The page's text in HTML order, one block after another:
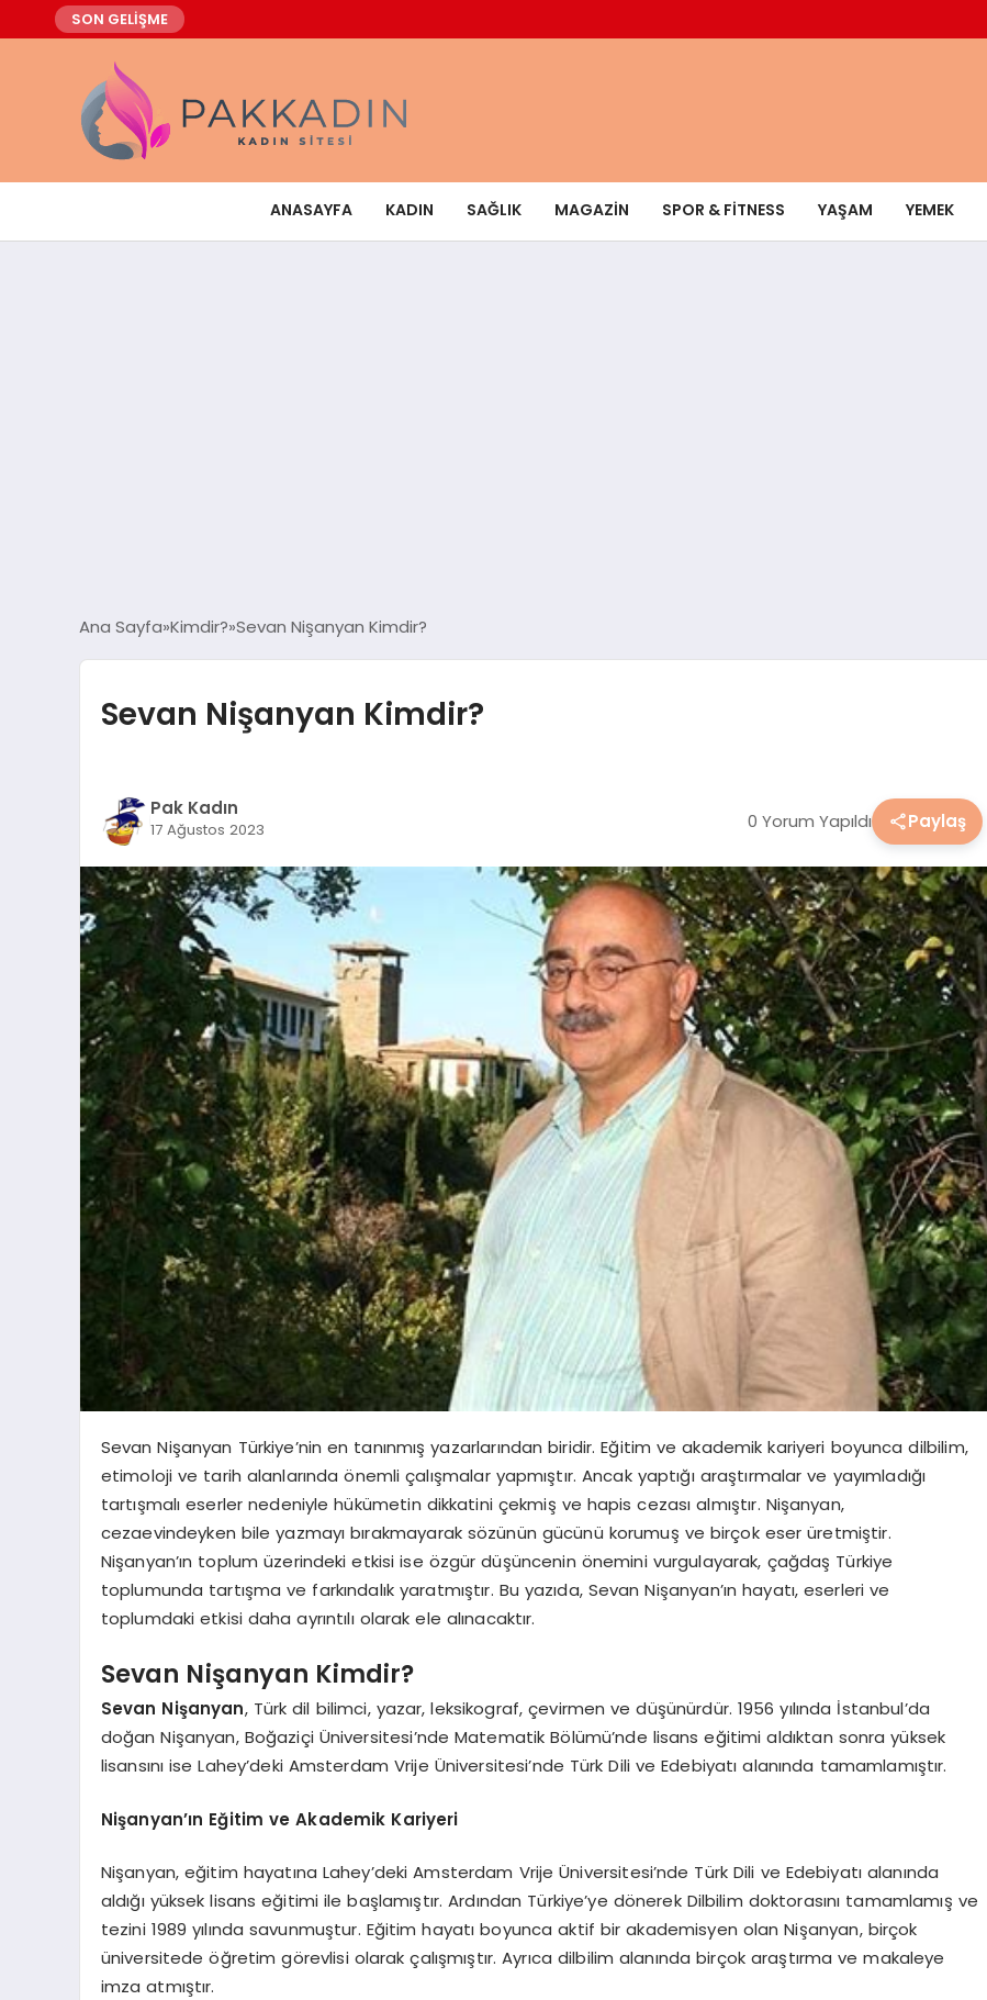
SON GELİŞME
ANASAYFA KADIN SAĞLIK MAGAZIN SPOR & FITNESS YAŞAM YEMEK
Ana Sayfa Kimdir? Sevan Nişanyan Kimdir?
Sevan Nişanyan Kimdir?
Pak Kadın
17 Ağustos 2023 0 Yorum Yapıldı Paylaş
Sevan Nişanyan Türkiye’nin en tanınmış yazarlarından biridir. Eğitim ve akademik kariyeri boyunca dilbilim,
etimoloji ve tarih alanlarında önemli çalışmalar yapmıştır. Ancak yaptığı araştırmalar ve yayımladığı
tartışmalı eserler nedeniyle hükümetin dikkatini çekmiş ve hapis cezası almıştır. Nişanyan,
cezaevindeyken bile yazmayı bırakmayarak sözünün gücünü korumuş ve birçok eser üretmiştir.
Nişanyan’ın toplum üzerindeki etkisi ise özgür düşüncenin önemini vurgulayarak, çağdaş Türkiye
toplumunda tartışma ve farkındalık yaratmıştır. Bu yazıda, Sevan Nişanyan’ın hayatı, eserleri ve
toplumdaki etkisi daha ayrıntılı olarak ele alınacaktır.
Sevan Nişanyan Kimdir?
Sevan Nişanyan, Türk dil bilimci, yazar, leksikograf, çevirmen ve düşünürdür. 1956 yılında İstanbul’da
doğan Nişanyan, Boğaziçi Üniversitesi’nde Matematik Bölümü’nde lisans eğitimi aldıktan sonra yüksek
lisansını ise Lahey’deki Amsterdam Vrije Üniversitesi’nde Türk Dili ve Edebiyatı alanında tamamlamıştır.
Nişanyan’ın Eğitim ve Akademik Kariyeri
Nişanyan, eğitim hayatına Lahey’deki Amsterdam Vrije Üniversitesi’nde Türk Dili ve Edebiyatı alanında
aldığı yüksek lisans eğitimi ile başlamıştır. Ardından Türkiye’ye dönerek Dilbilim doktorasını tamamlamış ve
tezini 1989 yılında savunmuştur. Eğitim hayatı boyunca aktif bir akademisyen olan Nişanyan, birçok
üniversitede öğretim görevlisi olarak çalışmıştır. Ayrıca dilbilim alanında birçok araştırma ve makaleye
imza atmıştır.